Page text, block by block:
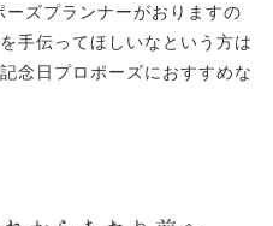
ズプランナーがおりますの
手伝ってほしいなという方は
念日プロポーズにおすすめな